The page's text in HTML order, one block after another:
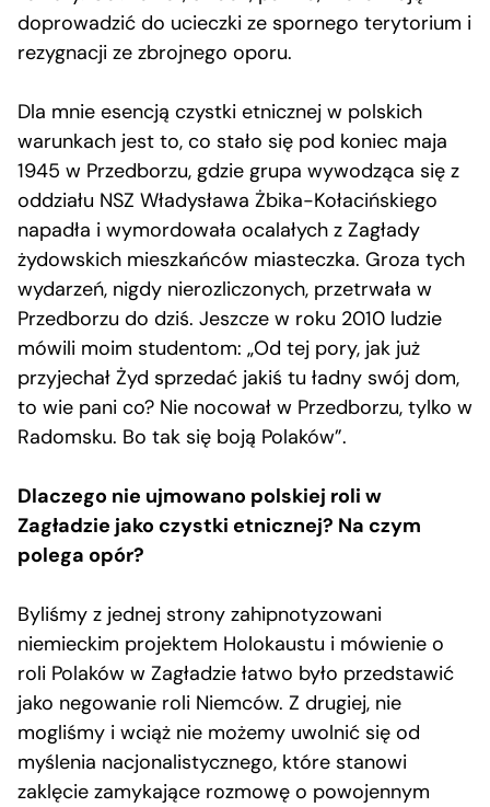
doprowadzić do ucieczki ze spornego terytorium i
rezygnacji ze zbrojnego oporu.
Dla mnie esencją czystki etnicznej w polskich
warunkach jest to, co stało się pod koniec maja
1945 w Przedborzu, gdzie grupa wywodząca się z
oddziału NSZ Władysława Żbika-Kołacińskiego
napadła i wymordowała ocalałych z Zagłady
żydowskich mieszkańców miasteczka. Groza tych
wydarzeń, nigdy nierozliczonych, przetrwała w
Przedborzu do dziś. Jeszcze w roku 2010 ludzie
mówili moim studentom: „Od tej pory, jak już
przyjechał Żyd sprzedać jakiś tu ładny swój dom,
to wie pani co? Nie nocował w Przedborzu, tylko w
Radomsku. Bo tak się boją Polaków”.
Dlaczego nie ujmowano polskiej roli w
Zagładzie jako czystki etnicznej? Na czym
polega opór?
Byliśmy z jednej strony zahipnotyzowani
niemieckim projektem Holokaustu i mówienie o
roli Polaków w Zagładzie łatwo było przedstawić
jako negowanie roli Niemców. Z drugiej, nie
mogliśmy i wciąż nie możemy uwolnić się od
myślenia nacjonalistycznego, które stanowi
zaklęcie zamykające rozmowę o powojennym